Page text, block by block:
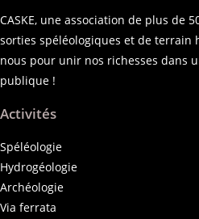
CASKE, une association de plus de
sorties spéléologiques et de terrain
nous pour unir nos richesses dans
publique !
Activités
Spéléologie
Hydrogéologie
Archéologie
Via ferrata